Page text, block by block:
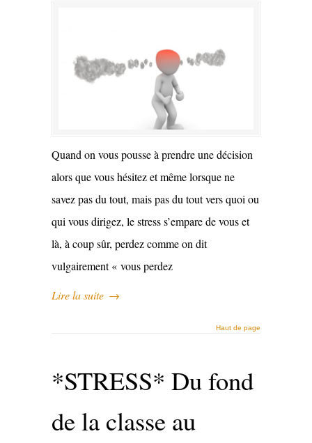
Quand on vous pousse à prendre une décision
alors que vous hésitez et même lorsque ne
savez pas du tout, mais pas du tout vers quoi ou
qui vous dirigez, le stress s’empare de vous et
là, à coup sûr, perdez comme on dit
vulgairement « vous perdez
Lire la suite →
Haut de page
*STRESS* Du fond
de la classe au